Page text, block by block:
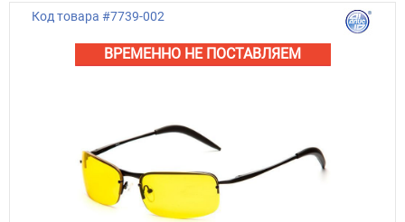
Код товара #7739-002
ВРЕМЕННО НЕ ПОСТАВЛЯЕМ